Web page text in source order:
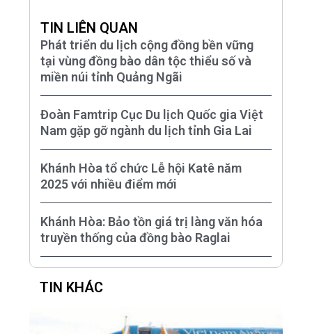
TIN LIÊN QUAN
Phát triển du lịch cộng đồng bền vững
tại vùng đồng bào dân tộc thiểu số và
miền núi tỉnh Quảng Ngãi
Đoàn Famtrip Cục Du lịch Quốc gia Việt
Nam gặp gỡ ngành du lịch tỉnh Gia Lai
Khánh Hòa tổ chức Lễ hội Katê năm
2025 với nhiều điểm mới
Khánh Hòa: Bảo tồn giá trị làng văn hóa
truyền thống của đồng bào Raglai
TIN KHÁC